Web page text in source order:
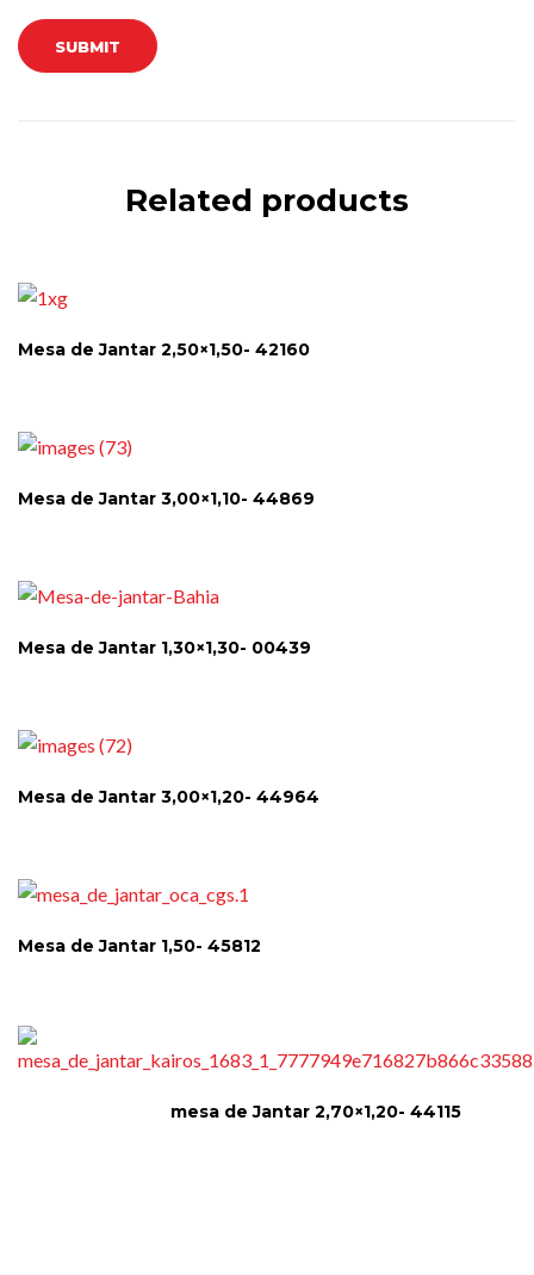
Related products
Mesa de Jantar 2,50×1,50- 42160
Mesa de Jantar 3,00×1,10- 44869
Mesa de Jantar 1,30×1,30- 00439
Mesa de Jantar 3,00×1,20- 44964
Mesa de Jantar 1,50- 45812
mesa de Jantar 2,70×1,20- 44115